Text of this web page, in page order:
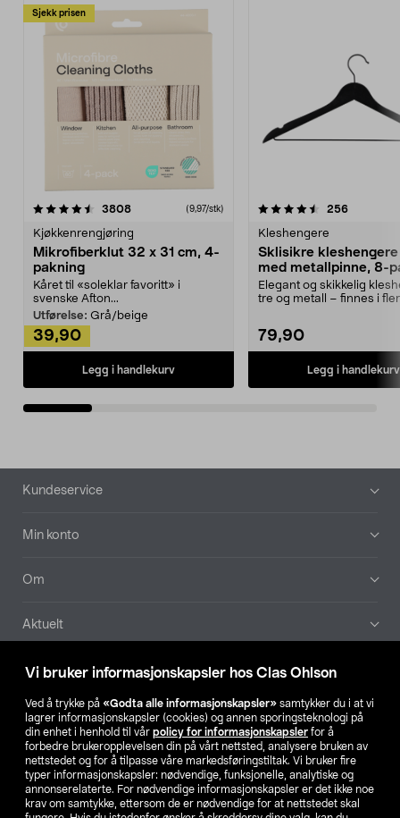
Vi bruker informasjonskapsler hos Clas Ohlson
Ved å trykke på «Godta alle informasjonskapsler» samtykker du i at vi
lagrer informasjonskapsler (cookies) og annen sporingsteknologi på
din enhet i henhold til vår policy for informasjonskapsler for å
forbedre brukeropplevelsen din på vårt nettsted, analysere bruken av
nettstedet og for å tilpasse våre markedsføringstiltak. Vi bruker fire
typer informasjonskapsler: nødvendige, funksjonelle, analytiske og
annonserelaterte. For nødvendige informasjonskapsler er det ikke noe
krav om samtykke, ettersom de er nødvendige for at nettstedet skal
Sjekk prisen
3808anmeldelser(9,97/stk)
Kjøkkenrengjøring
Mikrofiberklut 32 x 31 cm, 4-
pakning
Kåret til «soleklar favoritt» i
svenske Afton...
Utførelse: Grå/beige
39,90
Legg i handlekurv
4.5av 5 stjerner 256
Kleshengere
Sklisikre
med metallpinne, 8-
Elegant og skikkelig
tre og metall – finnes i
79,90
Legg i handlekurv
4.5av 5 stjerner
Bunntekst
Kundeservice
Min konto
Om
Aktuelt
Våre selskaper
Finn din butikk
SE NO FI